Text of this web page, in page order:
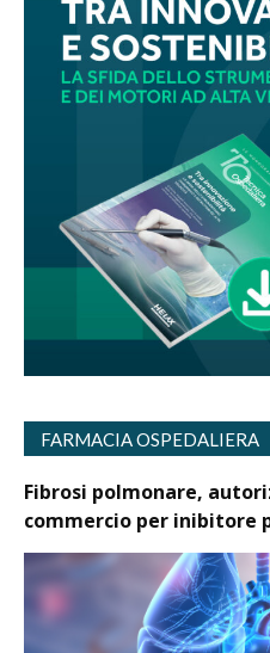
FARMACIA OSPEDALIERA
Fibrosi polmonare,
commercio per inibitore